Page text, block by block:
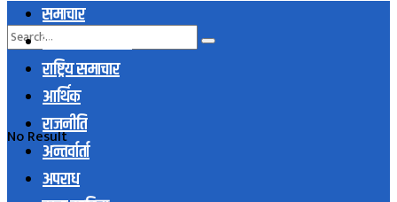
No Result
समाचार
स्थानिय समाचार
राष्ट्रिय समाचार
आर्थिक
राजनीति
अन्तर्वार्ता
अपराध